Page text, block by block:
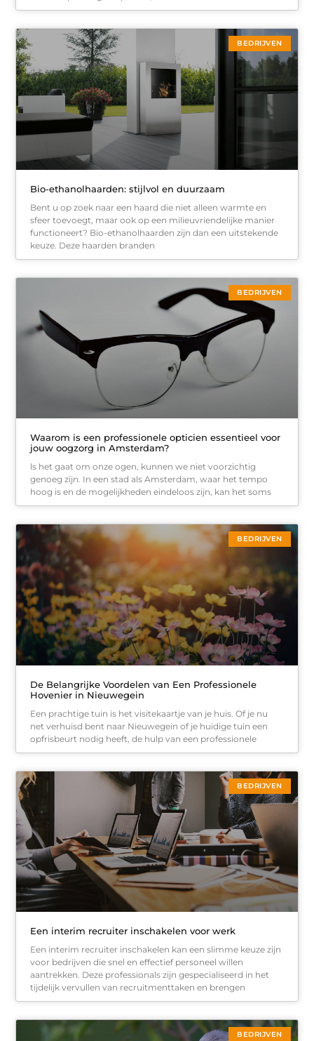
BEDRIJVEN
Bio-ethanolhaarden: stijlvol en duurzaam
Bent u op zoek naar een haard die niet alleen warmte en
sfeer toevoegt, maar ook op een milieuvriendelijke manier
functioneert? Bio-ethanolhaarden zijn dan een uitstekende
keuze. Deze haarden branden
BEDRIJVEN
Waarom is een professionele opticien essentieel voor
jouw oogzorg in Amsterdam?
ls het gaat om onze ogen, kunnen we niet voorzichtig
genoeg zijn. In een stad als Amsterdam, waar het tempo
hoog is en de mogelijkheden eindeloos zijn, kan het soms
BEDRIJVEN
De Belangrijke Voordelen van Een Professionele
Hovenier in Nieuwegein
Een prachtige tuin is het visitekaartje van je huis. Of je nu
net verhuisd bent naar Nieuwegein of je huidige tuin een
opfrisbeurt nodig heeft, de hulp van een professionele
BEDRIJVEN
Een interim recruiter inschakelen voor werk
Een interim recruiter inschakelen kan een slimme keuze zijn
voor bedrijven die snel en effectief personeel willen
aantrekken. Deze professionals zijn gespecialiseerd in het
tijdelijk vervullen van recruitmenttaken en brengen
BEDRIJVEN